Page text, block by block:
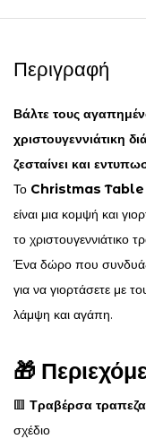
Περιγραφή
Βάλτε τους
χριστουγεννιάτικη
ζεσταίνει και
Το Christmas Table
είναι μια κομψή και
το χριστουγεννιάτικο
Ένα δώρο που
για να γιορτάσετε με
λάμψη και αγάπη.
🎁
🟥 Τραβέρσα
σχέδιο